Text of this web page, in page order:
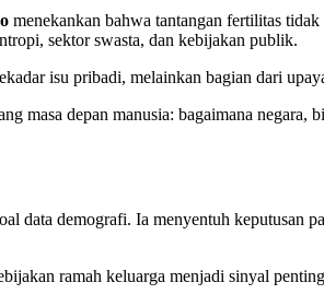
menekankan bahwa tantangan fertilitas
sektor swasta, dan kebijakan publik.
isu pribadi, melainkan bagian dari
masa depan manusia: bagaimana
data demografi. Ia menyentuh keputusan
ramah keluarga menjadi sinyal